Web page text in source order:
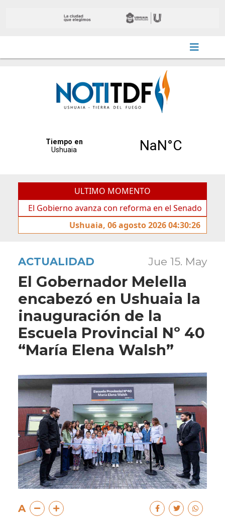
ULTIMO MOMENTO
Gobierno avanza con reforma en el Senado
Ideas
Ushuaia, 06 agosto 2026 04:30:26
ACTUALIDAD Jue 15. May
El Gobernador Melella
encabezó en Ushuaia la
inauguración de la
Escuela Provincial Nº 40
“María Elena Walsh”
A